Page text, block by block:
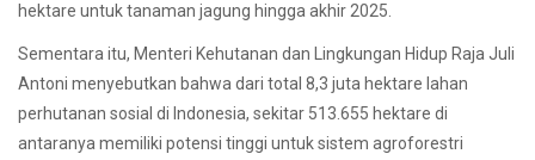
hektare untuk tanaman jagung hingga akhir 2025.
Sementara itu, Menteri Kehutanan dan Lingkungan Hidup Raja Juli
Antoni menyebutkan bahwa dari total 8,3 juta hektare lahan
perhutanan sosial di Indonesia, sekitar 513.655 hektare di
antaranya memiliki potensi tinggi untuk sistem agroforestri